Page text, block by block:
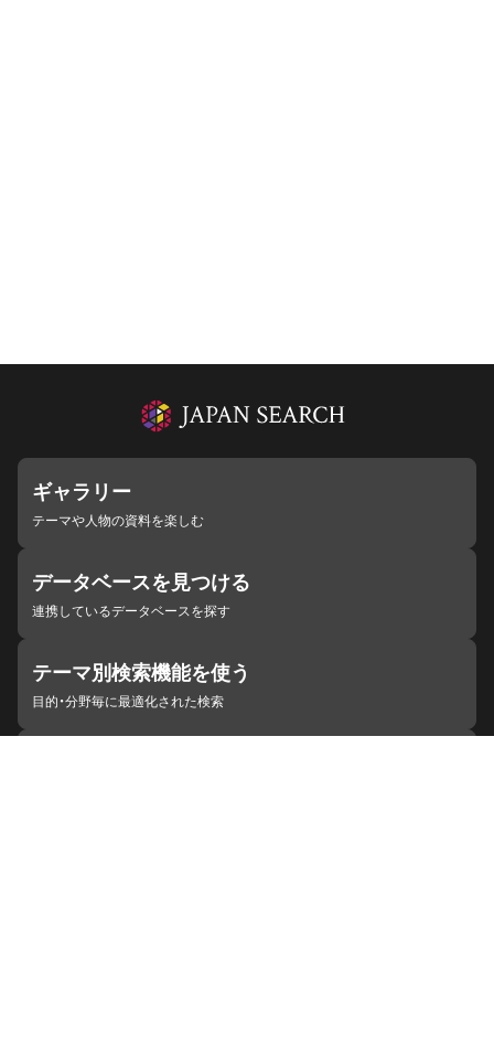
ギャラリー
テーマや人物の資料を楽しむ
データベースを見つける
連携しているデータベースを探す
テーマ別検索機能を使う
目的・分野毎に最適化された検索